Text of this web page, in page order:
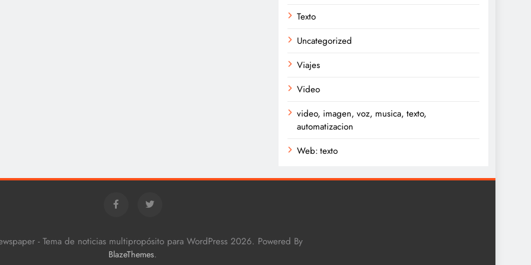
Texto
Uncategorized
Viajes
Video
video, imagen, voz, musica, texto,
automatizacion
Web: texto
- Tema de noticias multipropósito para WordPress 2026. Powered By
BlazeThemes.